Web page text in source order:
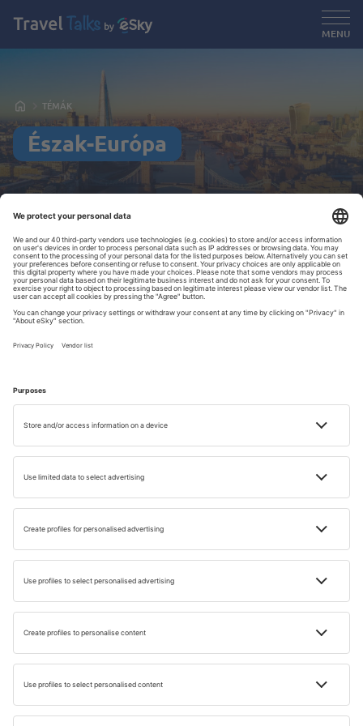
MENU
TÉMÁK
Észak-Európa
Kiemelt cikkek
INSPIRÁCIÓK
Rovaniemi – Mikulás látogatása
Małgorzata Filek